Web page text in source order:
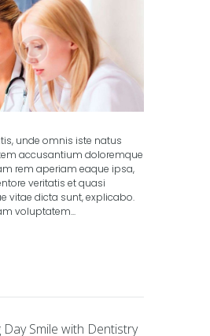
unde omnis iste natus
accusantium doloremque
rem aperiam eaque ipsa,
veritatis et quasi
vitae dicta sunt, explicabo.
voluptatem...
Day Smile with Dentistry